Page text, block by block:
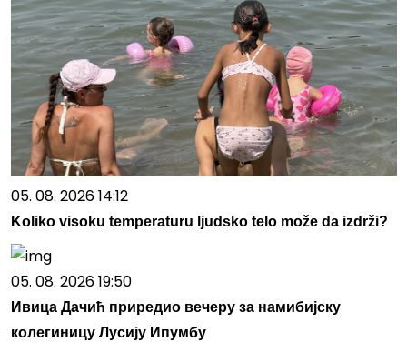
05. 08. 2026 14:12
Koliko visoku temperaturu ljudsko telo može da izdrži?
05. 08. 2026 19:50
Ивица Дачић приредио вечеру за намибијску
колегиницу Лусију Ипумбу